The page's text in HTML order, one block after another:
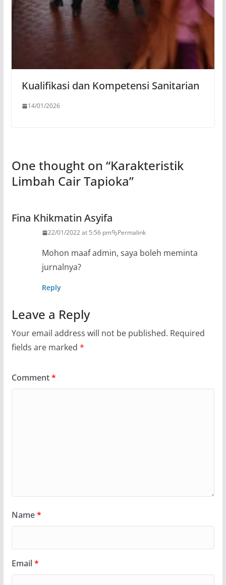
Kualifikasi dan Kompetensi Sanitarian
14/01/2026
One thought on “Karakteristik
Limbah Cair Tapioka”
Fina Khikmatin Asyifa
22/01/2022 at 5:56 pm Permalink
Mohon maaf admin, saya boleh meminta
jurnalnya?
Reply
Leave a Reply
Your email address will not be published. Required
fields are marked *
Comment*
Name*
Email*